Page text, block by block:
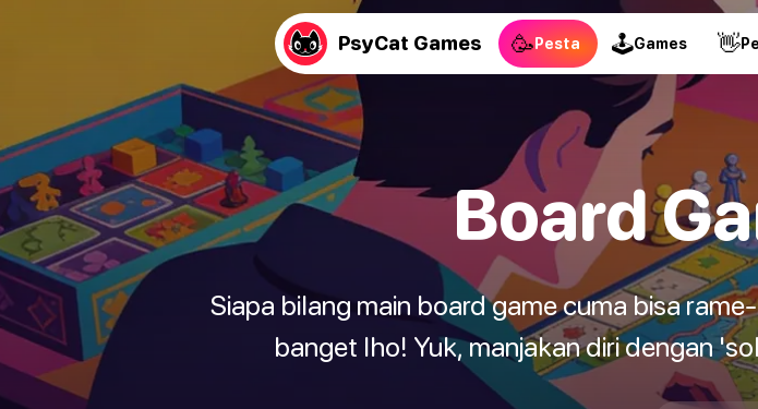
PsyCat Games 🥳Pesta 🕹Games 👋
Board
Siapa bilang main board game cuma bisa
banget lho! Yuk, manjakan diri dengan